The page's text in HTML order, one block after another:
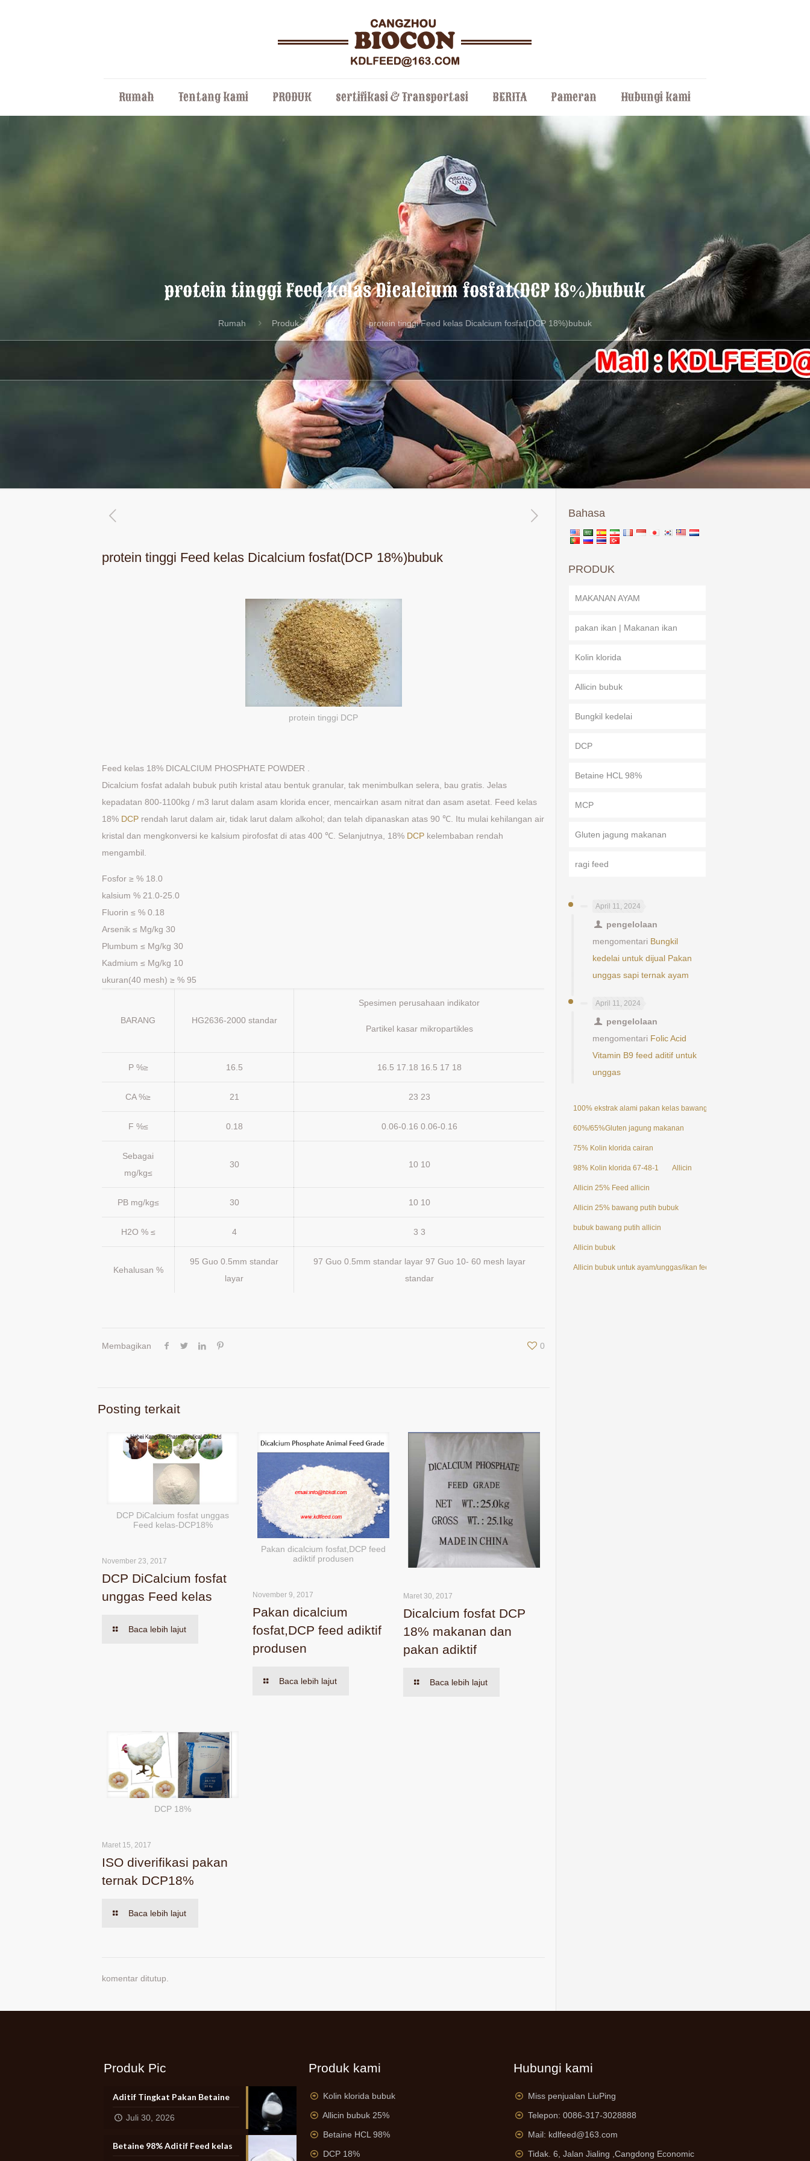
Rumah Tentang kami PRODUK sertifikasi & Transportasi BERITA Pameran Hubungi kami
protein tinggi Feed kelas Dicalcium fosfat(DCP 18%)bubuk
Rumah Produk DCP protein tinggi Feed kelas Dicalcium fosfat(DCP 18%)bubuk
protein tinggi Feed kelas Dicalcium fosfat(DCP 18%)bubuk
protein tinggi DCP
Feed kelas 18% DICALCIUM PHOSPHATE POWDER .
Dicalcium fosfat adalah bubuk putih kristal atau bentuk granular, tak menimbulkan selera, bau gratis. Jelas
kepadatan 800-1100kg / m3 larut dalam asam klorida encer, mencairkan asam nitrat dan asam asetat. Feed kelas
18% DCP rendah larut dalam air, tidak larut dalam alkohol; dan telah dipanaskan atas 90 ℃. Itu mulai kehilangan air
kristal dan mengkonversi ke kalsium pirofosfat di atas 400 ℃. Selanjutnya, 18% DCP kelembaban rendah
mengambil.
Fosfor ≥ % 18.0
kalsium % 21.0-25.0
Fluorin ≤ % 0.18
Arsenik ≤ Mg/kg 30
Plumbum ≤ Mg/kg 30
Kadmium ≤ Mg/kg 10
ukuran(40 mesh) ≥ % 95
BARANG HG2636-2000 standar
Spesimen perusahaan indikator
Partikel kasar mikropartikles
P %≥ 16.5 16.5 17.18 16.5 17 18
CA %≥ 21 23 23
F %≤ 0.18 0.06-0.16 0.06-0.16
Sebagai
mg/kg≤
30 10 10
PB mg/kg≤ 30 10 10
H2O % ≤ 4 3 3
Kehalusan %
95 Guo 0.5mm standar
layar
97 Guo 0.5mm standar layar 97 Guo 10- 60 mesh layar
standar
Membagikan 0
Posting terkait
DCP DiCalcium fosfat unggas
Feed kelas-DCP18%
November 23, 2017
DCP DiCalcium fosfat
unggas Feed kelas
Baca lebih lajut
Pakan dicalcium fosfat,DCP feed
adiktif produsen
November 9, 2017
Pakan dicalcium
fosfat,DCP feed adiktif
produsen
Baca lebih lajut
Maret 30, 2017
Dicalcium fosfat DCP
18% makanan dan
pakan adiktif
Baca lebih lajut
DCP 18%
Maret 15, 2017
ISO diverifikasi pakan
ternak DCP18%
Baca lebih lajut
komentar ditutup.
Bahasa
PRODUK
MAKANAN AYAM
pakan ikan | Makanan ikan
Kolin klorida
Allicin bubuk
Bungkil kedelai
DCP
Betaine HCL 98%
MCP
Gluten jagung makanan
ragi feed
April 11, 2024
pengelolaan
mengomentari Bungkil
kedelai untuk dijual Pakan
unggas sapi ternak ayam
April 11, 2024
pengelolaan
mengomentari Folic Acid
Vitamin B9 feed aditif untuk
unggas
100% ekstrak alami pakan kelas bawang putih Allicin powder 25%
60%/65%Gluten jagung makanan
75% Kolin klorida cairan
98% Kolin klorida 67-48-1 Allicin
Allicin 25% Feed allicin
Allicin 25% bawang putih bubuk
bubuk bawang putih allicin
Allicin bubuk
Allicin bubuk untuk ayam/unggas/ikan feed aditif
Produk Pic
Aditif Tingkat Pakan Betaine
Juli 30, 2026
Betaine 98% Aditif Feed kelas
Produk kami
Kolin klorida bubuk
Allicin bubuk 25%
Betaine HCL 98%
DCP 18%
Hubungi kami
Miss penjualan LiuPing
Telepon: 0086-317-3028888
Mail: kdlfeed@163.com
Tidak. 6, Jalan Jialing , Cangdong Economic